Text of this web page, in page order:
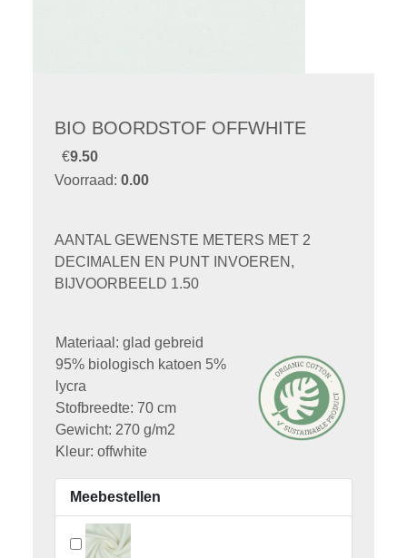
BIO BOORDSTOF OFFWHITE
€9.50
Voorraad: 0.00
AANTAL GEWENSTE METERS MET 2
DECIMALEN EN PUNT INVOEREN,
BIJVOORBEELD 1.50
Materiaal: glad gebreid
95% biologisch katoen 5%
lycra
Stofbreedte: 70 cm
Gewicht: 270 g/m2
Kleur: offwhite
Meebestellen